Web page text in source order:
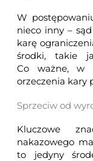
W
nieco inny –
karę
środki, takie
Co ważne, w
orzeczenia kary
Sprzeciw od
Kluczowe
nakazowego
to jedyny